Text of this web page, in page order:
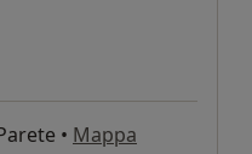
• Mappa